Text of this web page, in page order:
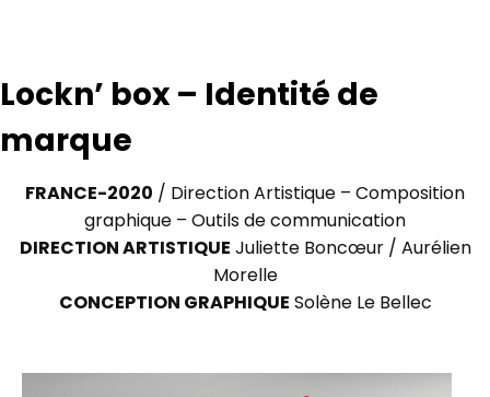
Lockn’ box – Identité de
marque
FRANCE-2020 / Direction Artistique – Composition
graphique – Outils de communication
DIRECTION ARTISTIQUE Juliette Boncœur / Aurélien
Morelle
CONCEPTION GRAPHIQUE Solène Le Bellec